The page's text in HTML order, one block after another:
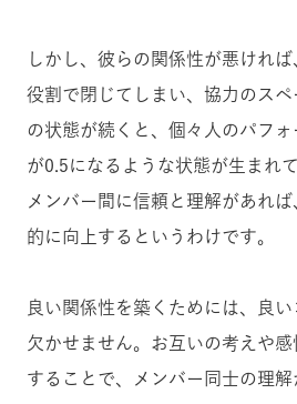
しかし、彼らの関係性が悪けれ
役割で閉じてしまい、協力のス
の状態が続くと、個々人のパフォ
が0.5になるような状態が生まれ
メンバー間に信頼と理解があれ
的に向上するというわけです。
良い関係性を築くためには、良
欠かせません。お互いの考えや
することで、メンバー同士の理